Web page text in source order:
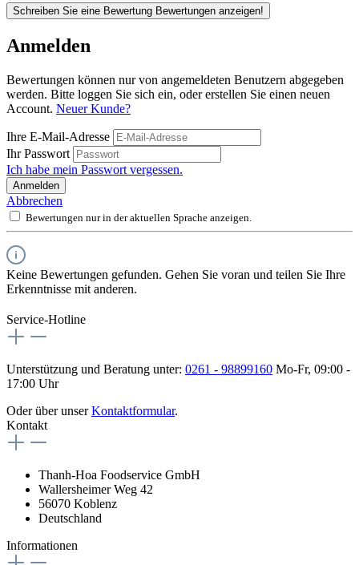
Schreiben Sie eine Bewertung Bewertungen anzeigen!
Anmelden
Bewertungen können nur von angemeldeten Benutzern abgegeben
werden. Bitte loggen Sie sich ein, oder erstellen Sie einen neuen
Account. Neuer Kunde?
Ihre E-Mail-Adresse
Ihr Passwort
Ich habe mein Passwort vergessen.
Anmelden
Abbrechen
Bewertungen nur in der aktuellen Sprache anzeigen.
Keine Bewertungen gefunden. Gehen Sie voran und teilen Sie Ihre
Erkenntnisse mit anderen.
Service-Hotline
Unterstützung und Beratung unter: 0261 - 98899160 Mo-Fr, 09:00 -
17:00 Uhr
Oder über unserKontaktformular.
Kontakt
Thanh-Hoa Foodservice GmbH
Wallersheimer Weg 42
56070 Koblenz
Deutschland
Informationen